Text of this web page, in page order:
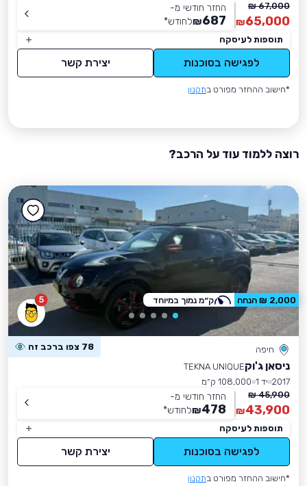
67,000 ₪
65,000
₪
החזר חודשי מ-
687
₪לחודש*
תוספות לעיסקה
לפגישה בסוכנות יצירת קשר
*חישוב ההחזר מפורט בתקנון
רוצה ללמוד עוד על הרכב?
5
חיפה 78 צפו ברכב זה
ניסאן ג'וקTEKNA UNIQUE
2017 יד 1
108,000 ק״מ
45,900 ₪
43,900
₪
החזר חודשי מ-
478
₪לחודש*
תוספות לעיסקה
לפגישה בסוכנות יצירת קשר
*חישוב ההחזר מפורט בתקנון
2,000 ₪ הנחה ק״מ נמוך במיוחד